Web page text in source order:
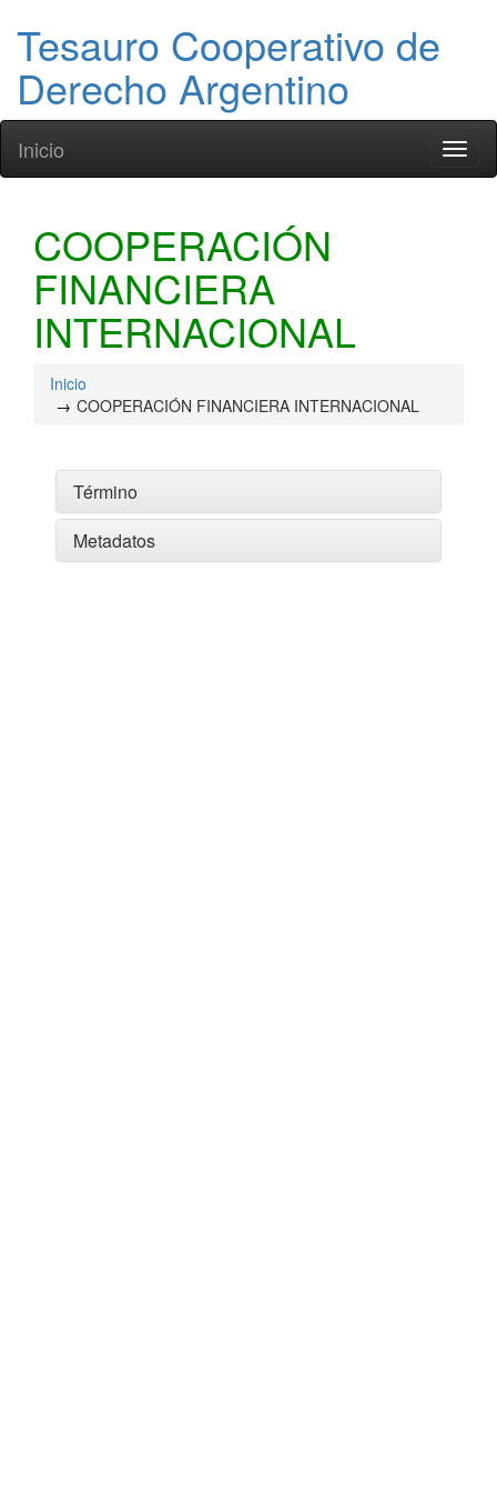
Tesauro Cooperativo de
Derecho Argentino
Inicio
COOPERACIÓN
FINANCIERA
INTERNACIONAL
Inicio
COOPERACIÓN FINANCIERA INTERNACIONAL
Término
Metadatos